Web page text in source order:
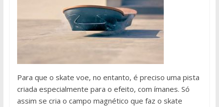
Para que o skate voe, no entanto, é preciso uma pista
criada especialmente para o efeito, com ímanes. Só
assim se cria o campo magnético que faz o skate